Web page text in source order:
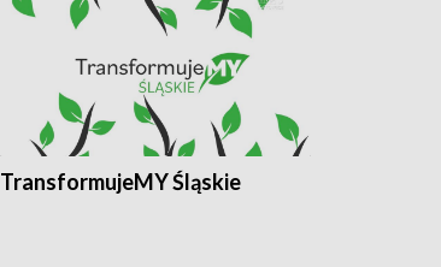
TransformujeMY Śląskie